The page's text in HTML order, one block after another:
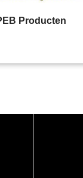
Producten